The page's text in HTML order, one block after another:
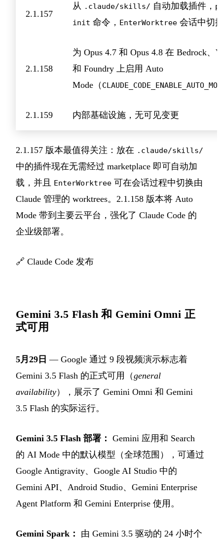
2.1.157
从 .claude/skills/ 自动加载插件，
init 命令， EnterWorktree 会话中切
2.1.158
为 Opus 4.7 和 Opus 4.8 在 Bedrock、
和 Foundry 上启用 Auto
Mode（
2.1.159 内部基础设施，无可见变更
2.1.157 版本最值得关注：放在 .claude/skills/
中的插件现在无需经过 marketplace 即可自动加
载，并且
EnterWorktree 可在会话过程中切换由
Claude 管理的 worktrees。2.1.158 版本将 Auto
Mode 带到主要云平台，强化了 Claude Code 的
企业级部署。
🔗 Claude Code 发布
Gemini 3.5 Flash 和 Gemini Omni 正
式可用
5月29日 — Google 通过 9 段视频演示标志着
Gemini 3.5 Flash 的正式可用（general
availability），展示了 Gemini Omni 和 Gemini
3.5 Flash 的实际运行。
Gemini 3.5 Flash 部署： Gemini 应用和 Search
的 AI Mode 中的默认模型（全球范围），可通过
Google Antigravity、Google AI Studio 中的
Gemini API、Android Studio、Gemini Enterprise
Agent Platform 和 Gemini Enterprise 使用。
Gemini Spark：
由 Gemini 3.5 驱动的 24 小时个